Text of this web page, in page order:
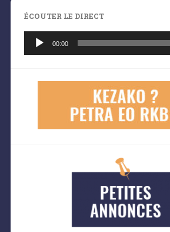
ÉCOUTER LE DIRECT
audio
00:00